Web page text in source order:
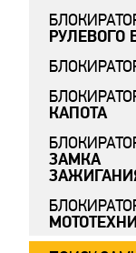
РУЛЕВОГО
КАПОТА
ЗАМКА